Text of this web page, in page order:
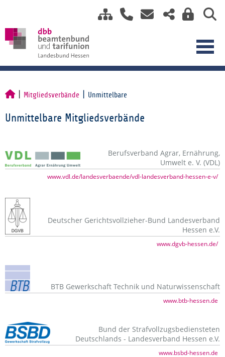
Mitgliedsverbände Unmittelbare
Unmittelbare Mitgliedsverbände
Berufsverband Agrar, Ernährung,
Umwelt e. V. (VDL)
www.vdl.de/landesverbaende/vdl-landesverband-hessen-e-v/
Deutscher Gerichtsvollzieher-Bund Landesverband
Hessen e.V.
www.dgvb-hessen.de/
BTB Gewerkschaft Technik und Naturwissenschaft
www.btb-hessen.de
Bund der Strafvollzugsbediensteten
Deutschlands - Landesverband Hessen e.V.
www.bsbd-hessen.de